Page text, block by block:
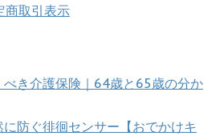
商取引表示
き介護保険｜64歳と65歳の分か
防ぐ徘徊センサー【おでかけキ